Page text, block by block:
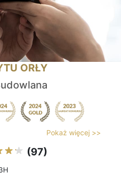
ORŁY
Pokaż więcej >>
(97)